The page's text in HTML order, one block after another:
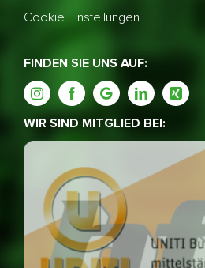
Cookie Einstellungen
FINDEN SIE UNS AUF:
WIR SIND MITGLIED BEI: